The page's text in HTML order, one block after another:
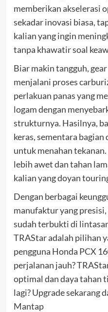
memberikan akselerasi
sekadar inovasi biasa,
kalian yang ingin
tanpa khawatir soal
Biar makin tangguh,
menjalani proses
perlakuan panas yang
logam dengan
strukturnya. Hasilnya,
keras, sementara
untuk menahan
lebih awet dan tahan
kalian yang doyan
Dengan berbagai
manufaktur yang
sudah terbukti di
TRAStar adalah pilihan
pengguna Honda PCX
perjalanan jauh?
optimal dan daya tahan
lagi? Upgrade sekarang
Mantap